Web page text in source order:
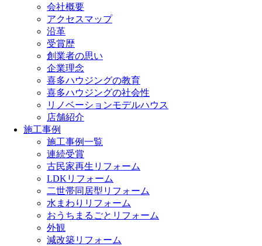
会社概要
アクセスマップ
沿革
受賞歴
創業者の思い
企業理念
喜多ハウジングの教育
喜多ハウジングの社会性
リノベーションモデルハウス
店舗紹介
施工事例
施工事例一覧
連続受賞
古民家再生リフォーム
LDKリフォーム
二世帯同居型リフォーム
水まわりリフォーム
おうちまるごとリフォーム
外観
減改築リフォーム